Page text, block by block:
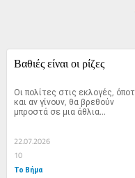
Βαθιές είναι οι ρίζες
Οι πολίτες στις εκλογές,
και αν γίνουν, θα βρεθούν
μπροστά σε μια άθλια...
22.07.2026
10
Το Βήμα